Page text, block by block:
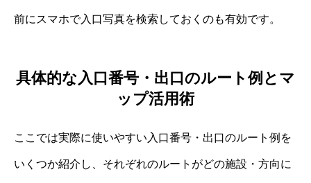
前にスマホで入口写真を検索しておくのも有効です。
具体的な入口番号・出口のルート例とマ
ップ活用術
ここでは実際に使いやすい入口番号・出口のルート例を
いくつか紹介し、それぞれのルートがどの施設・方向に